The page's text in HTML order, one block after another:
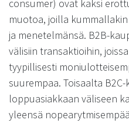
consumer) ovat kaksi
muotoa, joilla
ja menetelmänsä. B2B-
välisiin transaktioihin,
tyypillisesti
suurempaa. Toisaalta
loppuasiakkaan väliseen
yleensä